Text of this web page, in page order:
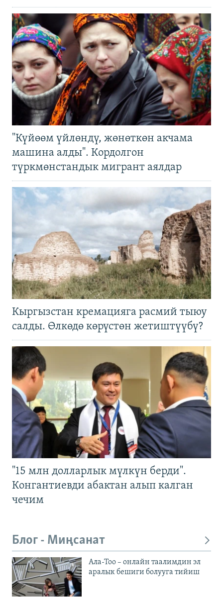
"Күйөөм үйлөндү, жөнөткөн акчама
машина алды". Кордолгон
түркмөнстандык мигрант аялдар
Кыргызстан кремацияга расмий тыюу
салды. Өлкөдө көрүстөн жетиштүүбү?
"15 млн долларлык мүлкүн берди".
Конгантиевди абактан алып калган
чечим
Блог - Миңсанат
Ала-Тоо – онлайн таалимдин эл
аралык бешиги болууга тийиш